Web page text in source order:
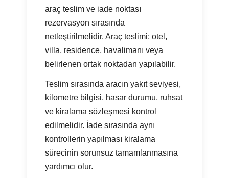
araç teslim ve iade noktası
rezervasyon sırasında
netleştirilmelidir. Araç teslimi; otel,
villa, residence, havalimanı veya
belirlenen ortak noktadan yapılabilir.
Teslim sırasında aracın yakıt seviyesi,
kilometre bilgisi, hasar durumu, ruhsat
ve kiralama sözleşmesi kontrol
edilmelidir. İade sırasında aynı
kontrollerin yapılması kiralama
sürecinin sorunsuz tamamlanmasına
yardımcı olur.